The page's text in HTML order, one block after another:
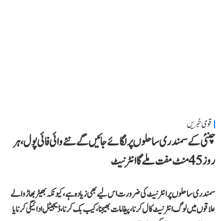
قومی خبریں
چنئی کے سمندری ساحلوں پر لگائے جائیں گے نئے وائی فائی پول، ہر
روز 45 منٹ مفت ملے گا انٹرنیٹ
سمندری ساحلوں پر انٹرنیٹ کی ضرورت اس لیے بھی زیادہ ہے، کیونکہ بھیڑ بھاڑ والے
علاقوں میں لوگ انٹرنیٹ کال کرنا، پیغامات بھیجنا، کیب بک کرنا، ڈیجیٹل ادائیگی کرنا یا